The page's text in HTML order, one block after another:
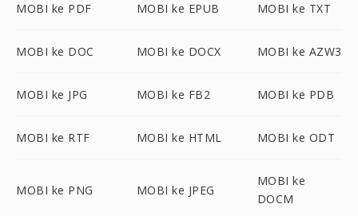
MOBI ke PDF MOBI ke EPUB MOBI ke TXT
MOBI ke DOC MOBI ke DOCX MOBI ke AZW3
MOBI ke JPG MOBI ke FB2 MOBI ke PDB
MOBI ke RTF MOBI ke HTML MOBI ke ODT
MOBI ke PNG MOBI ke JPEG
MOBI ke
DOCM